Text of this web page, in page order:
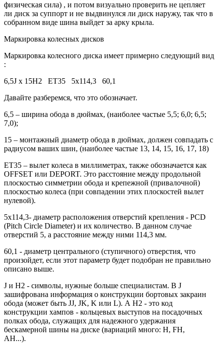
физическая сила) , и потом визуально проверить не цепляет
ли диск за суппорт и не выдвинулся ли диск наружу, так что в
собранном виде шина выйдет за арку крыла.
Маркировка колесных дисков
Маркировка колесного диска имеет примерно следующий вид
:
6,5J х 15H2 ET35 5х114,3 60,1
Давайте разберемся, что это обозначает.
6,5 – ширина обода в дюймах, (наиболее частые 5,5; 6,0; 6,5;
7,0);
15 – монтажный диаметр обода в дюймах, должен совпадать с
радиусом ваших шин, (наиболее частые 13, 14, 15, 16, 17, 18)
ЕТ35 – вылет колеса в миллиметрах, также обозначается как
OFFSET или DEPORT. Это расстояние между продольной
плоскостью симметрии обода и крепежной (привалочной)
плоскостью колеса (при совпадении этих плоскостей вылет
нулевой).
5х114,3- диаметр расположения отверстий крепления - PCD
(Pitch Circle Diameter) и их количество. В данном случае
отверстий 5, а расстояние между ними 114,3 мм.
60,1 - диаметр центрального (ступичного) отверстия, что
произойдет, если этот параметр будет подобран не правильно
описано выше.
J и H2 - символы, нужные больше специалистам. В J
зашифрована информация о конструкции бортовых закраин
обода (может быть JJ, JK, K или L). А H2 - это код
конструкции хампов - кольцевых выступов на посадочных
полках обода, служащих для надежного удержания
бескамерной шины на диске (вариаций много: H, FH,
AH...).